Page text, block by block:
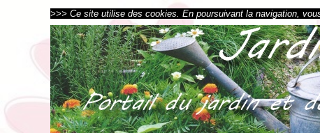
>>> Ce site utilise des cookies. En poursuivant la navigation,